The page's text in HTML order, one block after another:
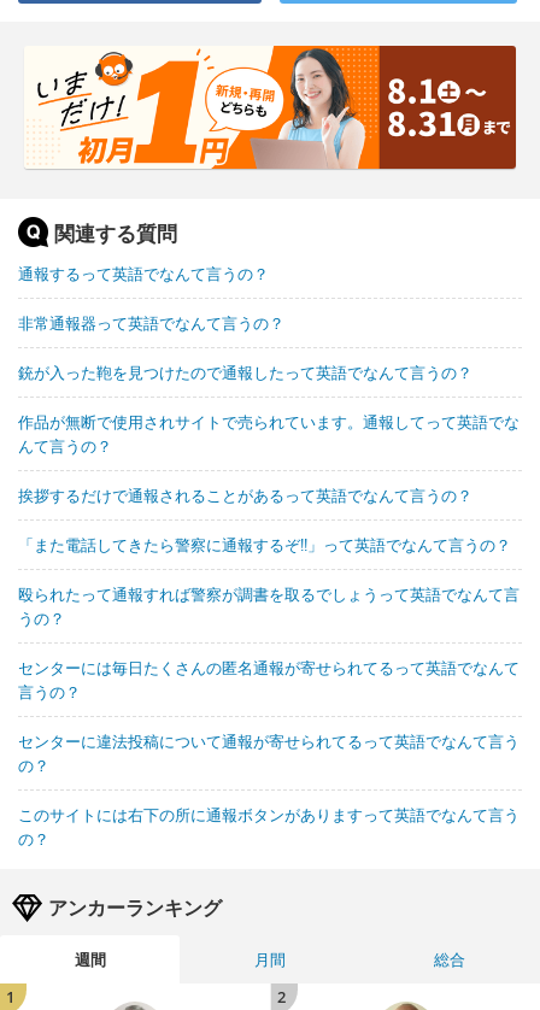
関連する質問
通報するって英語でなんて言うの？
非常通報器って英語でなんて言うの？
銃が入った鞄を見つけたので通報したって英語でなんて言うの？
作品が無断で使用されサイトで売られています。通報してって英語でな
んて言うの？
挨拶するだけで通報されることがあるって英語でなんて言うの？
「また電話してきたら警察に通報するぞ!!」って英語でなんて言うの？
殴られたって通報すれば警察が調書を取るでしょうって英語でなんて言
うの？
センターには毎日たくさんの匿名通報が寄せられてるって英語でなんて
言うの？
センターに違法投稿について通報が寄せられてるって英語でなんて言う
の？
このサイトには右下の所に通報ボタンがありますって英語でなんて言う
の？
アンカーランキング
週間 月間
総合
1
2